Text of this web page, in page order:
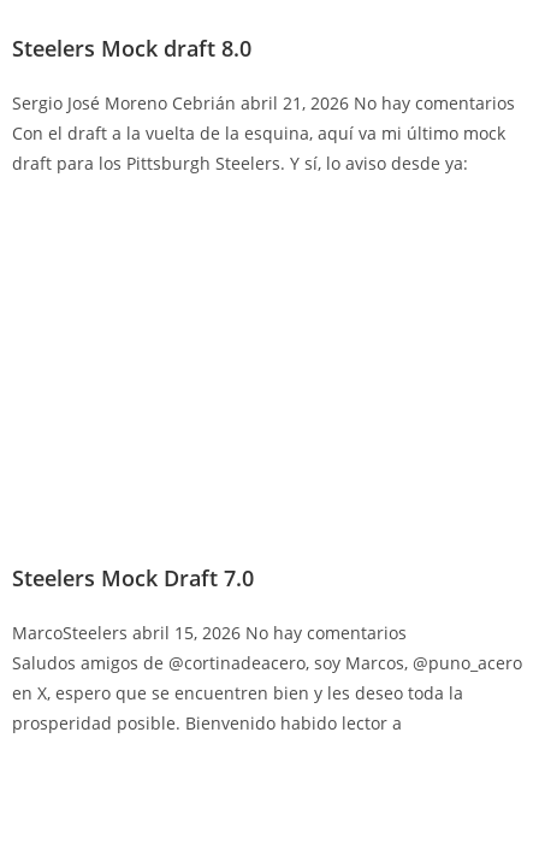
Steelers Mock draft 8.0
Sergio José Moreno Cebrián abril 21, 2026 No hay comentarios
Con el draft a la vuelta de la esquina, aquí va mi último mock
draft para los Pittsburgh Steelers. Y sí, lo aviso desde ya:
Steelers Mock Draft 7.0
MarcoSteelers abril 15, 2026 No hay comentarios
Saludos amigos de @cortinadeacero, soy Marcos, @puno_acero
en X, espero que se encuentren bien y les deseo toda la
prosperidad posible. Bienvenido habido lector a